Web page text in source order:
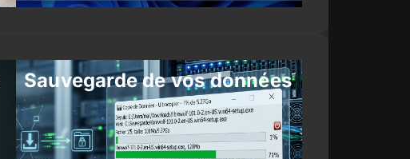
Sauvegarde de vos données